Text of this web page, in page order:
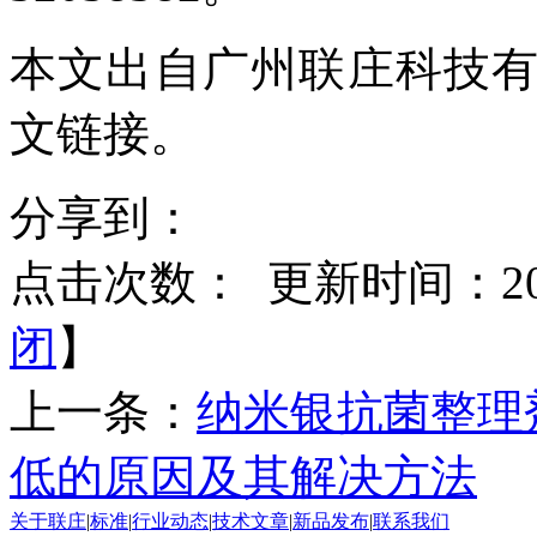
本文出自广州联庄科技
文链接。
分享到：
点击次数：
更新时间：
闭 】
上一条： 纳米银抗菌整
低的原因及其解决方法
关于联庄标准行业动态技术文章 新品发布联系我们